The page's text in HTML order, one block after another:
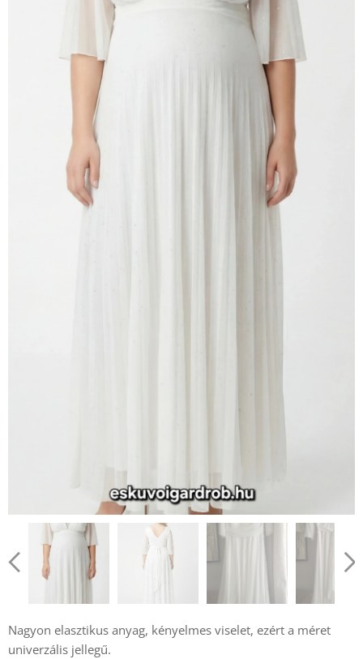
Nagyon elasztikus anyag, kényelmes viselet, ezért a méret
univerzális jellegű.